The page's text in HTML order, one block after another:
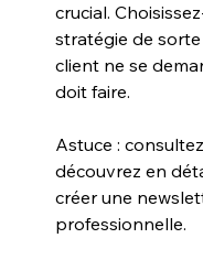
crucial.
stratégie de
client ne se
doit faire.
Astuce :
découvrez en
créer une
professionnelle.